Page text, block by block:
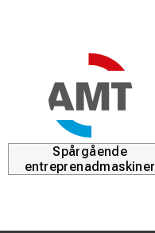
Spårgående
entreprenadmaskiner